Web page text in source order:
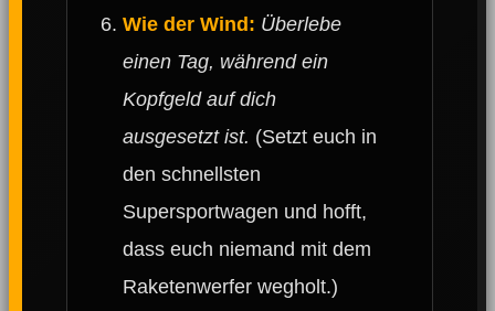
Wie der Wind: Überlebe
einen Tag, während ein
Kopfgeld auf dich
ausgesetzt ist. (Setzt euch in
den schnellsten
Supersportwagen und hofft,
dass euch niemand mit dem
Raketenwerfer wegholt.)